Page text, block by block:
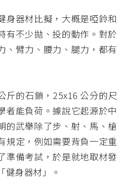
身器材比擬，大概是啞鈴和
有不少拋、投的動作。對於
、臂力、腰力、腿力，都有
斤的石鎖，25x16 公分的尺
者能負荷。據說它起源於中
的武舉除了步、射、馬、槍
規定，例如需要背負一定重
準備考試，於是就地取材發
健身器材」。